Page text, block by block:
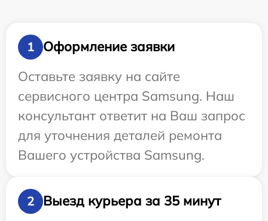
1
Оформление заявки
Оставьте заявку на сайте
сервисного центра Samsung. Наш
консультант ответит на Ваш запрос
для уточнения деталей ремонта
Вашего устройства Samsung.
2
Выезд курьера за 35 минут